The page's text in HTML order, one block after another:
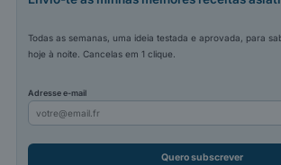
Todas as semanas, uma ideia testada e aprovada, para
hoje à noite. Cancelas em 1 clique.
Adresse e-mail
Quero subscrever